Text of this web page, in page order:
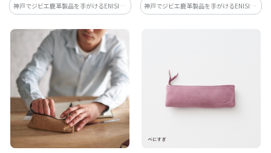
神戸でジビエ鹿革製品を手がけるENISICA
が作った、筆記具をやさしくまとめるペ
ンケース。カラーは古墨（こぼく）。弥
生時代の墨や硯が出土している九州、そ
のルーツの黒を表すダークグレー。
神戸でジビエ鹿革製品を手がけるENISICA
が作った、筆記具をやさしくまとめるペ